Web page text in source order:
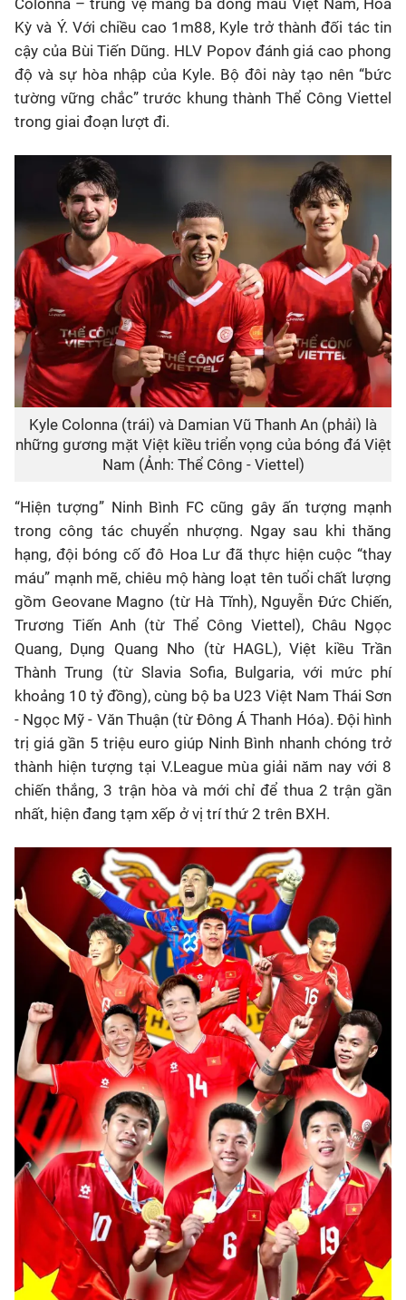
Colonna – trung vệ mang ba dòng máu Việt Nam, Hoa
Kỳ và Ý. Với chiều cao 1m88, Kyle trở thành đối tác tin
cậy của Bùi Tiến Dũng. HLV Popov đánh giá cao phong
độ và sự hòa nhập của Kyle. Bộ đôi này tạo nên “bức
tường vững chắc” trước khung thành Thể Công Viettel
trong giai đoạn lượt đi.
Kyle Colonna (trái) và Damian Vũ Thanh An (phải) là
những gương mặt Việt kiều triển vọng của bóng đá Việt
Nam (Ảnh: Thể Công - Viettel)
“Hiện tượng” Ninh Bình FC cũng gây ấn tượng mạnh
trong công tác chuyển nhượng. Ngay sau khi thăng
hạng, đội bóng cố đô Hoa Lư đã thực hiện cuộc “thay
máu” mạnh mẽ, chiêu mộ hàng loạt tên tuổi chất lượng
gồm Geovane Magno (từ Hà Tĩnh), Nguyễn Đức Chiến,
Trương Tiến Anh (từ Thể Công Viettel), Châu Ngọc
Quang, Dụng Quang Nho (từ HAGL), Việt kiều Trần
Thành Trung (từ Slavia Sofia, Bulgaria, với mức phí
khoảng 10 tỷ đồng), cùng bộ ba U23 Việt Nam Thái Sơn
- Ngọc Mỹ - Văn Thuận (từ Đông Á Thanh Hóa). Đội hình
trị giá gần 5 triệu euro giúp Ninh Bình nhanh chóng trở
thành hiện tượng tại V.League mùa giải năm nay với 8
chiến thắng, 3 trận hòa và mới chỉ để thua 2 trận gần
nhất, hiện đang tạm xếp ở vị trí thứ 2 trên BXH.